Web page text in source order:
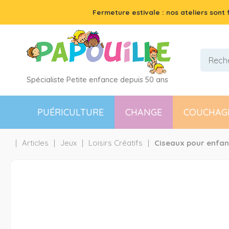
Fermeture estivale : nos ateliers sont
Spécialiste Petite enfance depuis 50 ans
PUÉRICULTURE CHANGE
Articles Jeux Loisirs Créatifs Ciseaux pour